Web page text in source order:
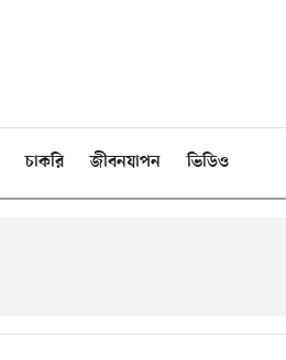
চাকরি জীবনযাপন ভিডিও